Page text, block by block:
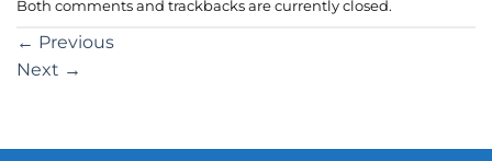
Both comments and trackbacks are currently closed.
← Previous
Next →